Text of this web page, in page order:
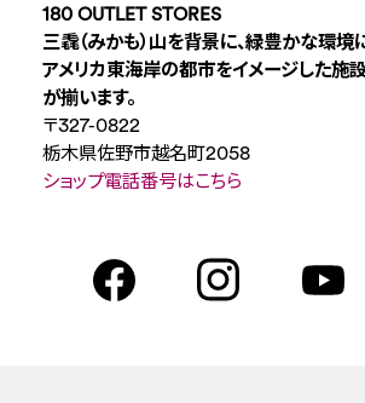
180 OUTLET STORES
三毳（みかも）山を背景に、緑豊かな環境
アメリカ東海岸の都市をイメージした施
が揃います。
〒327-0822
栃木県佐野市越名町2058
ショップ電話番号はこちら